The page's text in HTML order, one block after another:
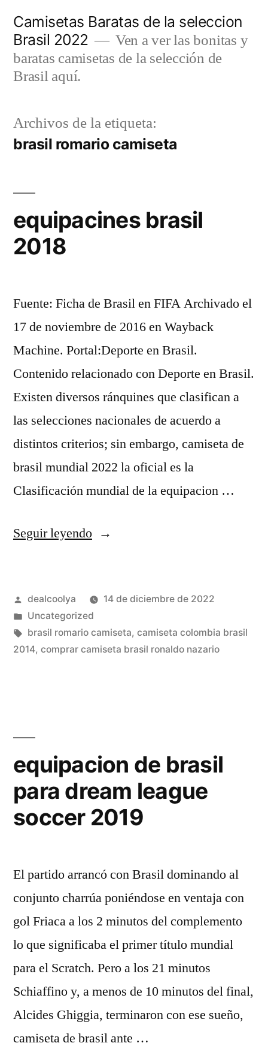
contenido
Camisetas Baratas de la seleccion
Brasil 2022
Ven a ver las bonitas y
baratas camisetas de la selección de
Brasil aquí.
Archivos de la etiqueta:
brasil romario camiseta
equipacines brasil
2018
Fuente: Ficha de Brasil en FIFA Archivado el
17 de noviembre de 2016 en Wayback
Machine. Portal:Deporte en Brasil.
Contenido relacionado con Deporte en Brasil.
Existen diversos ránquines que clasifican a
las selecciones nacionales de acuerdo a
distintos criterios; sin embargo, camiseta de
brasil mundial 2022 la oficial es la
Clasificación mundial de la equipacion …
Seguir leyendo«equipacines
Publicado
por
dealcoolya
14 de diciembre de 2022
Publicado
en
Uncategorized
Etiquetas:
brasil romario camiseta, camiseta colombia brasil
2014, comprar camiseta brasil ronaldo nazario
equipacion de brasil
para dream league
soccer 2019
El partido arrancó con Brasil dominando al
conjunto charrúa poniéndose en ventaja con
gol Friaca a los 2 minutos del complemento
lo que significaba el primer título mundial
para el Scratch. Pero a los 21 minutos
Schiaffino y, a menos de 10 minutos del final,
Alcides Ghiggia, terminaron con ese sueño,
camiseta de brasil ante …